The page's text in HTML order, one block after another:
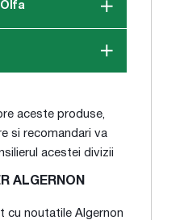
aceste produse,
si recomandari va
acestei divizii
ALGERNON
cu noutatile Algernon